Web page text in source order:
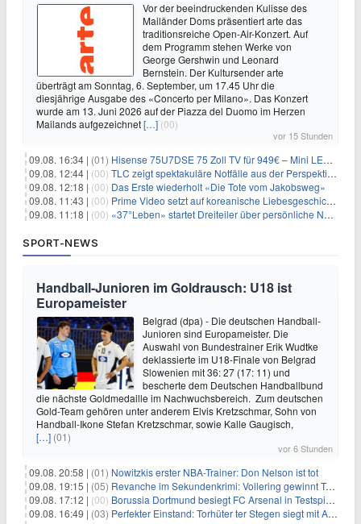
Vor der beeindruckenden Kulisse des
Mailänder Doms präsentiert arte das
traditionsreiche Open-Air-Konzert. Auf
dem Programm stehen Werke von
George Gershwin und Leonard
Bernstein. Der Kultursender arte
überträgt am Sonntag, 6. September, um 17.45 Uhr die
diesjährige Ausgabe des «Concerto per Milano». Das Konzert
wurde am 13. Juni 2026 auf der Piazza del Duomo im Herzen
Mailands aufgezeichnet[…] (00)
vor 15 Stunden
09.08. 16:34 | (01) Hisense 75U7DSE 75 Zoll TV für 949€ – Mini LED, 144Hz, 2026
09.08. 12:44 | (00) TLC zeigt spektakuläre Notfälle aus der Perspektive der Patienten
09.08. 12:18 | (00) Das Erste wiederholt «Die Tote vom Jakobsweg»
09.08. 11:43 | (00) Prime Video setzt auf koreanische Liebesgeschichte
09.08. 11:18 | (00) «37°Leben» startet Dreiteiler über persönliche Neuanfänge
SPORT-NEWS
Handball-Junioren im Goldrausch: U18 ist
Europameister
Belgrad (dpa) - Die deutschen Handball-
Junioren sind Europameister. Die
Auswahl von Bundestrainer Erik Wudtke
deklassierte im U18-Finale von Belgrad
Slowenien mit 36: 27 (17: 11) und
bescherte dem Deutschen Handballbund
die nächste Goldmedaille im Nachwuchsbereich. Zum deutschen
Gold-Team gehören unter anderem Elvis Kretzschmar, Sohn von
Handball-Ikone Stefan Kretzschmar, sowie Kalle Gaugisch,
[…] (01)
vor 6 Stunden
09.08. 20:58 | (01) Nowitzkis erster NBA-Trainer: Don Nelson ist tot
09.08. 19:15 | (05) Revanche im Sekundenkrimi: Vollering gewinnt Tour
09.08. 17:12 | (00) Borussia Dortmund besiegt FC Arsenal in Testspiel mit 3:2
09.08. 16:49 | (03) Perfekter Einstand: Torhüter ter Stegen siegt mit Ajax